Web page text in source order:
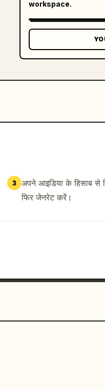
workspace.
3 अपने आइडिया के हिसाब से
फिर जेनरेट करें।